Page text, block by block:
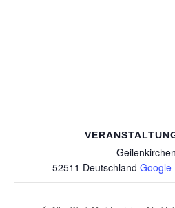
Geilenkirchen
52511 Deutschland Google